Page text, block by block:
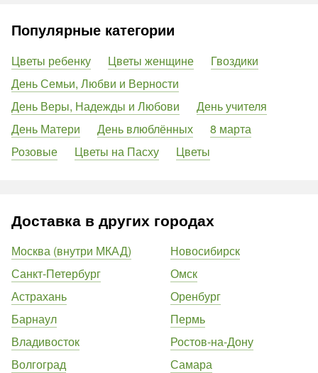
Популярные категории
Цветы ребенку Цветы женщине
Гвоздики
День Семьи, Любви и Верности
День Веры, Надежды и Любови
День учителя
День Матери
День влюблённых
8 марта
Розовые
Цветы на Пасху Цветы
Доставка в других городах
Москва (внутри МКАД)
Санкт-Петербург
Астрахань
Барнаул
Владивосток
Волгоград
Новосибирск
Омск
Оренбург
Пермь
Ростов-на-Дону
Самара